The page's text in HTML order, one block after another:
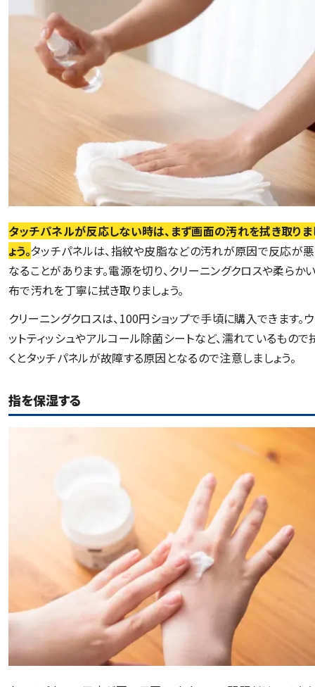
タッチパネルが反応しない時は、まず画面の汚れを拭き取りま
ょう。タッチパネルは、指紋や皮脂などの汚れが原因で反応が悪
なることがあります。電源を切り、クリーニングクロスや柔らか
布で汚れを丁寧に拭き取りましょう。
クリーニングクロスは、100円ショップで手頃に購入できます。
ットティッシュやアルコール除菌シートなど、濡れているもので
くとタッチパネルが故障する原因となるので注意しましょう。
指を保湿する